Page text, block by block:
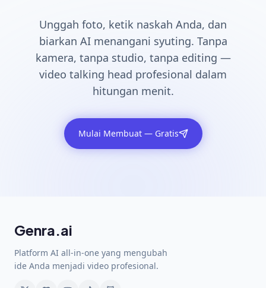
Unggah foto, ketik naskah Anda, dan
biarkan AI menangani syuting. Tanpa
kamera, tanpa studio, tanpa editing —
video talking head profesional dalam
hitungan menit.
Mulai Membuat — Gratis
Genra.ai
Platform AI all-in-one yang mengubah
ide Anda menjadi video profesional.